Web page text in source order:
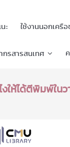
ะ ใช้งานนอกเครือ
กรสารสนเทศ
ให้ได้ตีพิมพ์ในว